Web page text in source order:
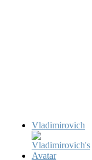
Vladimirovich